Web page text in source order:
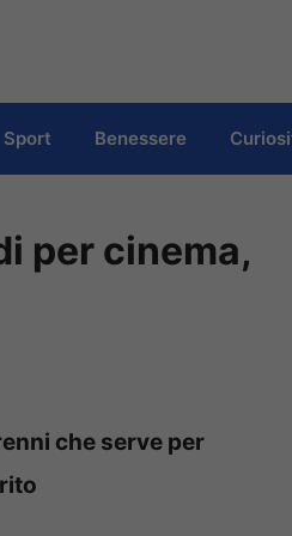
Sport Benessere
per cinema,
che serve per